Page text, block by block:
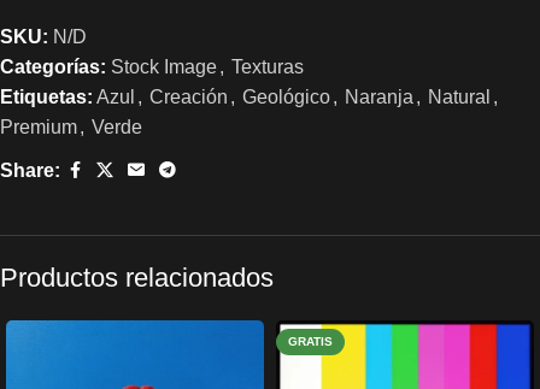
SKU: N/D
Categorías: Stock Image, Texturas
Etiquetas: Azul , Creación , Geológico, Naranja , Natural ,
Premium, Verde
Share:
Productos relacionados
GRATIS